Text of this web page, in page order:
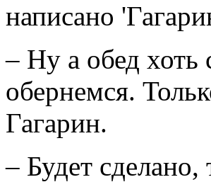
написано
– Ну а обед
обернемся.
Гагарин.
– Будет